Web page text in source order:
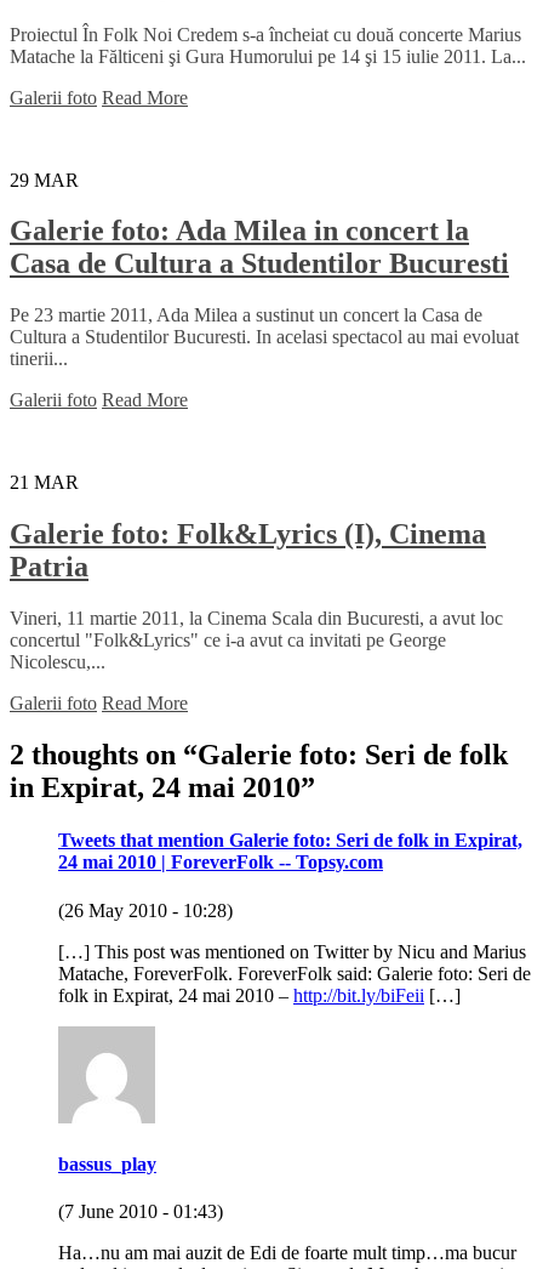
Proiectul În Folk Noi Credem s-a încheiat cu două concerte Marius
Matache la Fălticeni şi Gura Humorului pe 14 şi 15 iulie 2011. La...
Galerii foto Read More
29 MAR
Galerie foto: Ada Milea in concert la
Casa de Cultura a Studentilor Bucuresti
Pe 23 martie 2011, Ada Milea a sustinut un concert la Casa de
Cultura a Studentilor Bucuresti. In acelasi spectacol au mai evoluat
tinerii...
Galerii foto Read More
21 MAR
Galerie foto: Folk&Lyrics (I), Cinema
Patria
Vineri, 11 martie 2011, la Cinema Scala din Bucuresti, a avut loc
concertul "Folk&Lyrics" ce i-a avut ca invitati pe George
Nicolescu,...
Galerii foto Read More
2 thoughts on “Galerie foto: Seri de folk
in Expirat, 24 mai 2010”
Tweets that mention Galerie foto: Seri de folk in Expirat,
24 mai 2010 | ForeverFolk -- Topsy.com
(26 May 2010 - 10:28)
[…] This post was mentioned on Twitter by Nicu and Marius
Matache, ForeverFolk. ForeverFolk said: Galerie foto: Seri de
folk in Expirat, 24 mai 2010 – http://bit.ly/biFeii […]
bassus_play
(7 June 2010 - 01:43)
Ha…nu am mai auzit de Edi de foarte mult timp…ma bucur